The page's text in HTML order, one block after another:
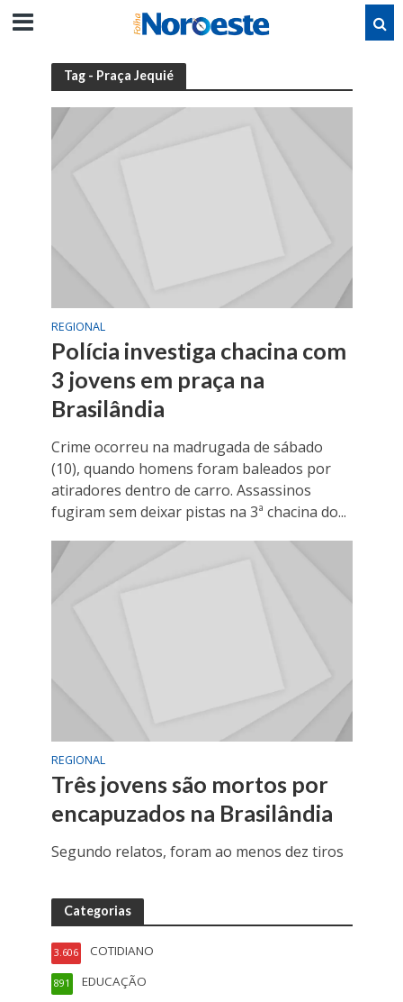
Tag - Praça Jequié
REGIONAL
Polícia investiga chacina com
3 jovens em praça na
Brasilândia
Crime ocorreu na madrugada de sábado
(10), quando homens foram baleados por
atiradores dentro de carro. Assassinos
fugiram sem deixar pistas na 3ª chacina do...
REGIONAL
Três jovens são mortos por
encapuzados na Brasilândia
Segundo relatos, foram ao menos dez tiros
Categorias
COTIDIANO
3.606
EDUCAÇÃO
891